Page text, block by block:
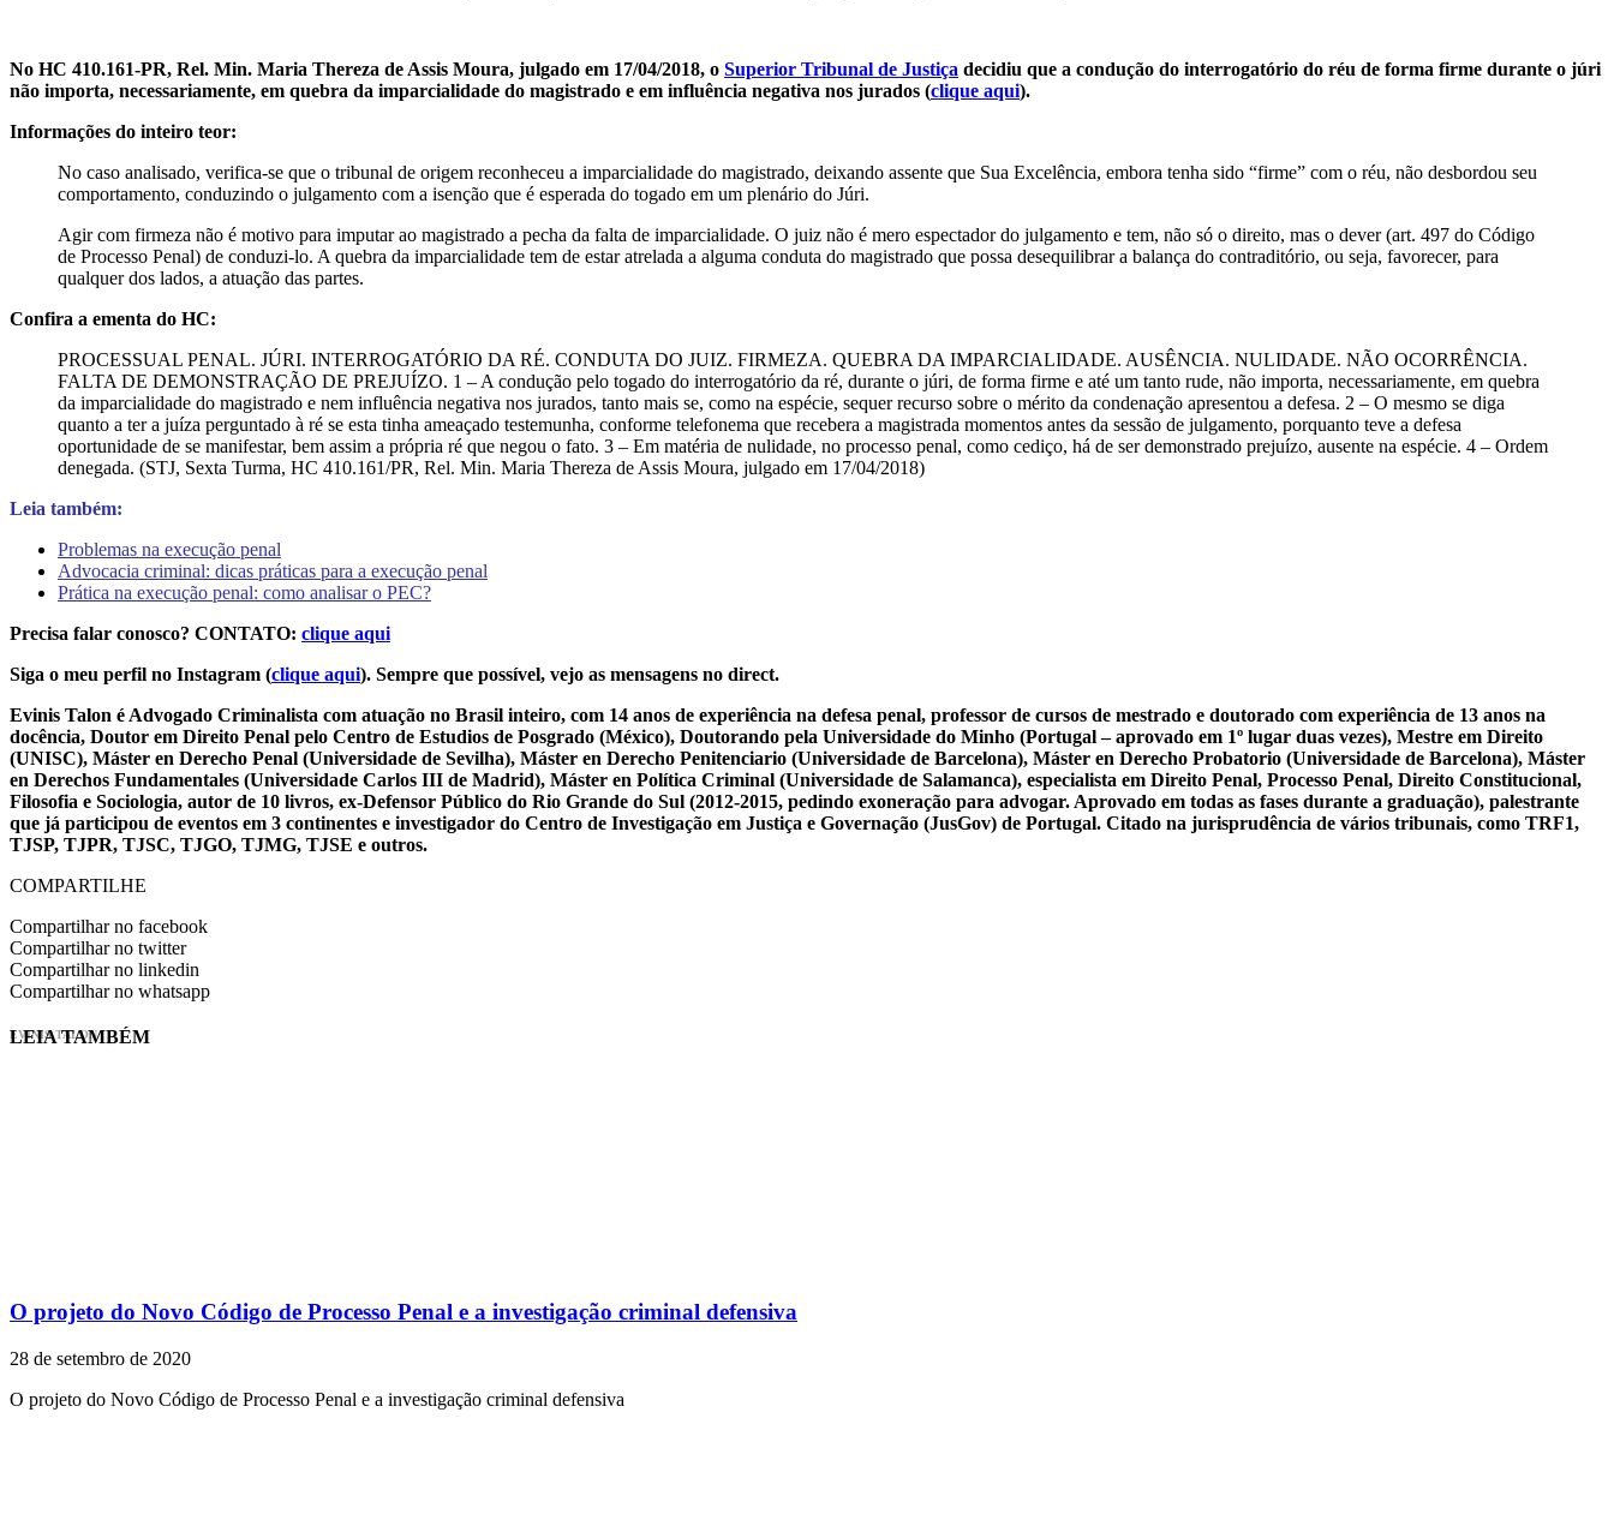
No HC 410.161-PR, Rel. Min. Maria Thereza de Assis Moura, julgado em 17/04/2018, o Superior Tribunal de Justiça decidiu que a condução do interrogatório do réu de forma firme durante o júri
não importa, necessariamente, em quebra da imparcialidade do magistrado e em influência negativa nos jurados (clique aqui).
Informações do inteiro teor:
No caso analisado, verifica-se que o tribunal de origem reconheceu a imparcialidade do magistrado, deixando assente que Sua Excelência, embora tenha sido “firme” com o réu, não desbordou seu
comportamento, conduzindo o julgamento com a isenção que é esperada do togado em um plenário do Júri.
Agir com firmeza não é motivo para imputar ao magistrado a pecha da falta de imparcialidade. O juiz não é mero espectador do julgamento e tem, não só o direito, mas o dever (art. 497 do Código
de Processo Penal) de conduzi-lo. A quebra da imparcialidade tem de estar atrelada a alguma conduta do magistrado que possa desequilibrar a balança do contraditório, ou seja, favorecer, para
qualquer dos lados, a atuação das partes.
Confira a ementa do HC:
PROCESSUAL PENAL. JÚRI. INTERROGATÓRIO DA RÉ. CONDUTA DO JUIZ. FIRMEZA. QUEBRA DA IMPARCIALIDADE. AUSÊNCIA. NULIDADE. NÃO OCORRÊNCIA.
FALTA DE DEMONSTRAÇÃO DE PREJUÍZO. 1 – A condução pelo togado do interrogatório da ré, durante o júri, de forma firme e até um tanto rude, não importa, necessariamente, em quebra
da imparcialidade do magistrado e nem influência negativa nos jurados, tanto mais se, como na espécie, sequer recurso sobre o mérito da condenação apresentou a defesa. 2 – O mesmo se diga
quanto a ter a juíza perguntado à ré se esta tinha ameaçado testemunha, conforme telefonema que recebera a magistrada momentos antes da sessão de julgamento, porquanto teve a defesa
oportunidade de se manifestar, bem assim a própria ré que negou o fato. 3 – Em matéria de nulidade, no processo penal, como cediço, há de ser demonstrado prejuízo, ausente na espécie. 4 – Ordem
denegada. (STJ, Sexta Turma, HC 410.161/PR, Rel. Min. Maria Thereza de Assis Moura, julgado em 17/04/2018)
Leia também:
Problemas na execução penal
Advocacia criminal: dicas práticas para a execução penal
Prática na execução penal: como analisar o PEC?
Precisa falar conosco? CONTATO: clique aqui
Siga o meu perfil no Instagram (clique aqui). Sempre que possível, vejo as mensagens no direct.
Evinis Talon é Advogado Criminalista com atuação no Brasil inteiro, com 14 anos de experiência na defesa penal, professor de cursos de mestrado e doutorado com experiência de 13 anos na
docência, Doutor em Direito Penal pelo Centro de Estudios de Posgrado (México), Doutorando pela Universidade do Minho (Portugal – aprovado em 1º lugar duas vezes), Mestre em Direito
(UNISC), Máster en Derecho Penal (Universidade de Sevilha), Máster en Derecho Penitenciario (Universidade de Barcelona), Máster en Derecho Probatorio (Universidade de Barcelona), Máster
en Derechos Fundamentales (Universidade Carlos III de Madrid), Máster en Política Criminal (Universidade de Salamanca), especialista em Direito Penal, Processo Penal, Direito Constitucional,
Filosofia e Sociologia, autor de 10 livros, ex-Defensor Público do Rio Grande do Sul (2012-2015, pedindo exoneração para advogar. Aprovado em todas as fases durante a graduação), palestrante
que já participou de eventos em 3 continentes e investigador do Centro de Investigação em Justiça e Governação (JusGov) de Portugal. Citado na jurisprudência de vários tribunais, como TRF1,
TJSP, TJPR, TJSC, TJGO, TJMG, TJSE e outros.
COMPARTILHE
Compartilhar no facebook
Compartilhar no twitter
Compartilhar no linkedin
Compartilhar no whatsapp
EVINIS TALON
LEIA TAMBÉM
O projeto do Novo Código de Processo Penal e a investigação criminal defensiva
28 de setembro de 2020
O projeto do Novo Código de Processo Penal e a investigação criminal defensiva